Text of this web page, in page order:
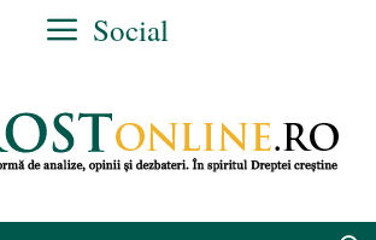
Social